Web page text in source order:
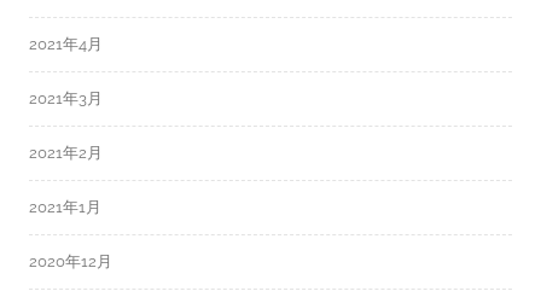
2021年4月
2021年3月
2021年2月
2021年1月
2020年12月